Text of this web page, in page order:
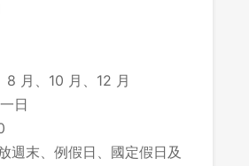
月、10 月、12 月
日
週末、例假日、國定假日及